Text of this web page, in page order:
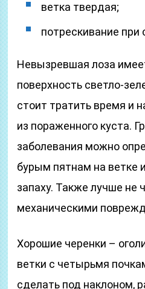
ветка твердая;
потрескивание при
Невызревшая лоза
поверхность светло-
стоит тратить время и
из пораженного куста.
заболевания можно
бурым пятнам на ветке
запаху. Также лучше не
механическими
Хорошие черенки –
ветки с четырьмя
сделать под наклоном,